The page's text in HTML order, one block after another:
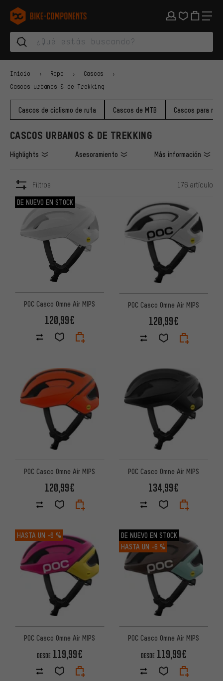
Saltar a la navegación principal
Saltar a la navegación de categorías
Saltar al contenido
Saltar a marcas y al boletín
Saltar al pie de página
bike-components.de Página de inicio
Inicio Ropa Cascos
Cascos urbanos & de Trekking
Cascos de ciclismo de ruta Cascos de MTB Cascos para
CASCOS URBANOS & DE TREKKING
Highlights Asesoramiento Más información
Filtros 176 artículo
ARTÍCULOS
DE NUEVO EN STOCK
POC Casco Omne Air MIPS
120,99€
POC Casco Omne Air MIPS
120,99€
POC Casco Omne Air MIPS
120,99€
POC Casco Omne Air MIPS
134,99€
HASTA UN -6 %
POC Casco Omne Air MIPS
DESDE 119,99€
DE NUEVO EN STOCK
HASTA UN -6 %
POC Casco Omne Air MIPS
DESDE 119,99€